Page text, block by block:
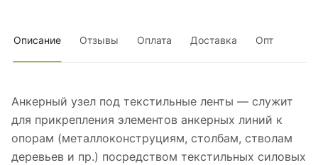
Описание Отзывы Оплата Доставка Опт
Анкерный узел под текстильные ленты — служит
для прикрепления элементов анкерных линий к
опорам (металлоконструциям, столбам, стволам
деревьев и пр.) посредством текстильных силовых